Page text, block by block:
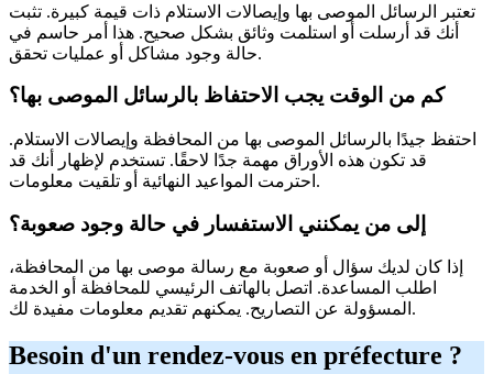
تعتبر الرسائل الموصى بها وإيصالات الاستلام ذات قيمة كبيرة. تثبت
أنك قد أرسلت أو استلمت وثائق بشكل صحيح. هذا أمر حاسم في
حالة وجود مشاكل أو عمليات تحقق.
كم من الوقت يجب الاحتفاظ بالرسائل الموصى بها؟
احتفظ جيدًا بالرسائل الموصى بها من المحافظة وإيصالات الاستلام.
قد تكون هذه الأوراق مهمة جدًا لاحقًا. تستخدم لإظهار أنك قد
احترمت المواعيد النهائية أو تلقيت معلومات.
إلى من يمكنني الاستفسار في حالة وجود صعوبة؟
إذا كان لديك سؤال أو صعوبة مع رسالة موصى بها من المحافظة،
اطلب المساعدة. اتصل بالهاتف الرئيسي للمحافظة أو الخدمة
المسؤولة عن التصاريح. يمكنهم تقديم معلومات مفيدة لك.
Besoin d'un rendez-vous en préfecture ?